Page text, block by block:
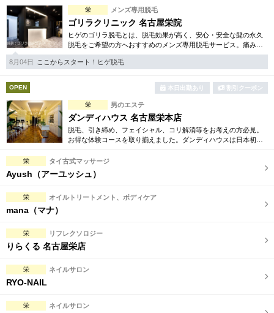
栄 メンズ専用脱毛
ゴリラクリニック 名古屋栄院
ヒゲのゴリラ脱毛とは、脱毛効果が高く、安心・安全な髭の永久
脱毛をご希望の方へおすすめのメンズ専用脱毛サービス。痛みに
弱い方には医療用麻酔を3種ご用意、医療認可の脱毛機のみを使
用。スキンケアも万全です。
8月04日 ここからスタート！ヒゲ脱毛
OPEN 本日出勤あり 割引クーポン
栄 男のエステ
ダンディハウス 名古屋栄本店
脱毛、引き締め、フェイシャル、コリ解消等をお考えの方必見。
お得な体験コースを取り揃えました。ダンディハウスは日本初の
感しています。
栄 タイ古式マッサージ
Ayush（アーユッシュ）
栄 オイルトリートメント、ボディケア
mana（マナ）
栄 リフレクソロジー
りらくる 名古屋栄店
栄 ネイルサロン
RYO-NAIL
栄 ネイルサロン